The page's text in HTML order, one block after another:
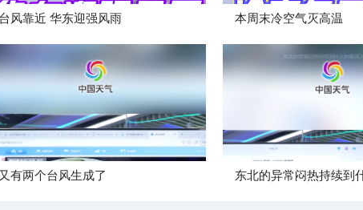
台风靠近 华东迎强风雨 本周末冷空气灭高温
又有两个台风生成了 东北的异常闷热持续到